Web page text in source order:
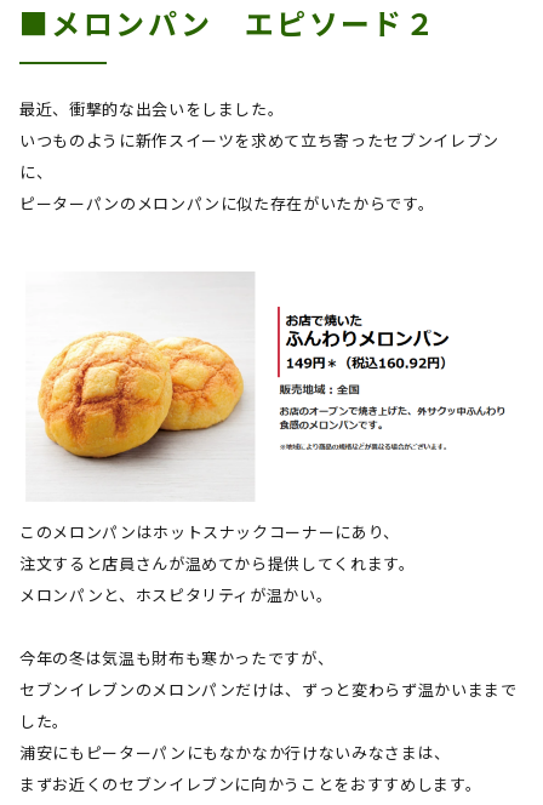
■メロンパン エピソード２
最近、衝撃的な出会いをしました。
いつものように新作スイーツを求めて立ち寄ったセブンイレブン
に、
ピーターパンのメロンパンに似た存在がいたからです。
このメロンパンはホットスナックコーナーにあり、
注文すると店員さんが温めてから提供してくれます。
メロンパンと、ホスピタリティが温かい。
今年の冬は気温も財布も寒かったですが、
セブンイレブンのメロンパンだけは、ずっと変わらず温かいままで
した。
浦安にもピーターパンにもなかなか行けないみなさまは、
まずお近くのセブンイレブンに向かうことをおすすめします。